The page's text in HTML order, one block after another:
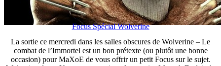
Focus Spécial Wolverine
La sortie ce mercredi dans les salles obscures de Wolverine – Le
combat de l’Immortel est un bon prétexte (ou plutôt une bonne
occasion) pour MaXoE de vous offrir un petit Focus sur le sujet.